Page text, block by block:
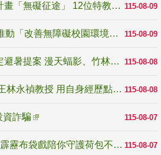
115-08-09
青年百億海外圓夢基金計畫「無礙征途」 12位特教與弱勢青年勇闖西班牙 跨越感官限制見證生命蛻變
115-08-09
國教署補助22縣市積極推動「改善無障礙校園環境計畫」 打造友善、安全、無礙學習空間
115-08-08
青年壯遊點精選夏夜限定避暑提案 漫天蝠影、竹林尋蛙、茶香夜觀 邀青年暮色出發
115-08-08
教育家人物典範 發明大王林永禎教授 用自身經歷點亮學生的路
115-08-07
資詐騙
115-08-07
反詐騙宣導_防詐有道，霹靂布袋戲陪你守護荷包不受騙